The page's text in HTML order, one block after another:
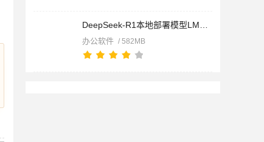
办公软件 / 582MB